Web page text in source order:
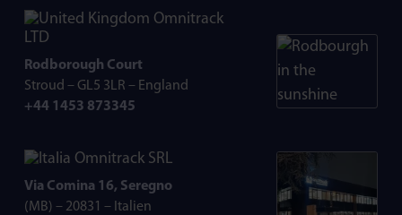
Omnitrack
LTD
Rodborough Court
Stroud – GL5 3LR – England
+44 1453 873345
Omnitrack SRL
Via Comina 16, Seregno
(MB) – 20831 – Italien